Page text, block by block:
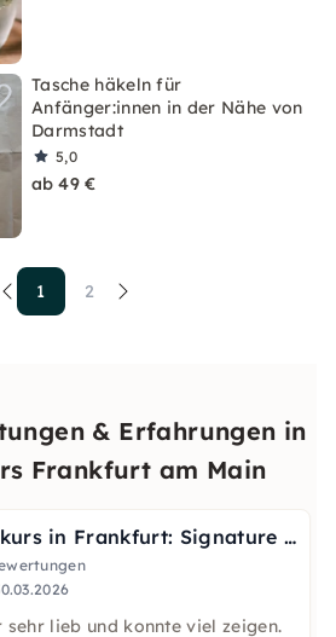
Tasche häkeln für
Anfänger:innen in der Nähe von
Darmstadt
5,0
ab 49 €
1 2
& Erfahrungen in
Frankfurt am Main
Cocktailkurs in Frankfurt: Signature Cocktails selber mixen
lieb und konnte viel zeigen.